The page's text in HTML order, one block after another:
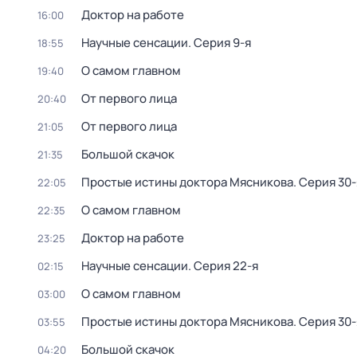
16:00 Доктор на работе
18:55 Научные сенсации. Серия 9-я
19:40 О самом главном
20:40 От первого лица
21:05 От первого лица
21:35 Большой скачок
22:05 Простые истины доктора Мясникова. Серия
22:35 О самом главном
23:25 Доктор на работе
02:15 Научные сенсации. Серия 22-я
03:00 О самом главном
03:55 Простые истины доктора Мясникова. Серия
04:20 Большой скачок